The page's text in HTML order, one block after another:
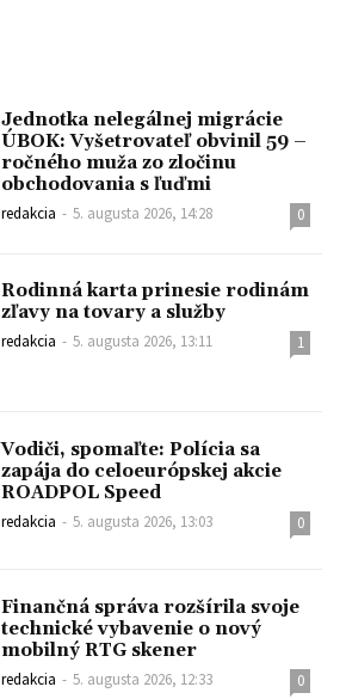
Jednotka nelegálnej migrácie
ÚBOK: Vyšetrovateľ obvinil 59 –
ročného muža zo zločinu
obchodovania s ľuďmi
redakcia - 5. augusta 2026, 14:28 0
Rodinná karta prinesie rodinám
zľavy na tovary a služby
redakcia - 5. augusta 2026, 13:11 1
Vodiči, spomaľte: Polícia sa
zapája do celoeurópskej akcie
ROADPOL Speed
redakcia - 5. augusta 2026, 13:03 0
Finančná správa rozšírila svoje
technické vybavenie o nový
mobilný RTG skener
redakcia - 5. augusta 2026, 12:33 0